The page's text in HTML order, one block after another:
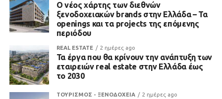
Ο νέος χάρτης των διεθνών
ξενοδοχειακών brands στην Ελλάδα – Τα
openings και τα projects της επόμενης
περιόδου
REAL ESTATE 2 ημέρες ago
Τα έργα που θα κρίνουν την ανάπτυξη των
εταιρειών real estate στην Ελλάδα έως
το 2030
ΤΟΥΡΙΣΜΟΣ - ΞΕΝΟΔΟΧΕΙΑ 2 ημέρες ago